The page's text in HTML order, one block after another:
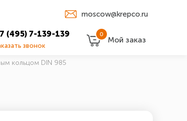
moscow@krepco.ru
(495) 7-139-139
звонок
0
Мой заказ
кольцом DIN 985